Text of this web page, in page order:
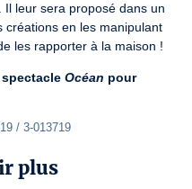
leur sera proposé dans un
créations en les manipulant
les rapporter à la maison !
Océan pour
/ 3-013719
plus